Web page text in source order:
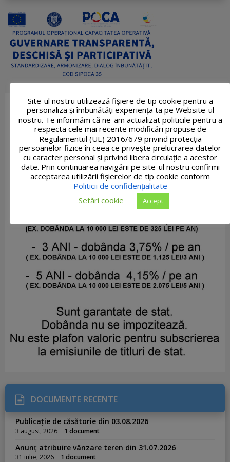
DOCUMENTE RECENTE
Publicație de căsătorie din 03.08.2026
3 august, 2026 1 document
Anunț atribuire vânzare teren din 31.07.2026
31 iulie, 2026 1 document
Site-ul nostru utilizează fişiere de tip cookie pentru a
personaliza și îmbunătăți experiența ta pe Website-ul
nostru. Te informăm că ne-am actualizat politicile pentru a
respecta cele mai recente modificări propuse de
Regulamentul (UE) 2016/679 privind protecția
persoanelor fizice în ceea ce privește prelucrarea datelor
cu caracter personal și privind libera circulație a acestor
date. Prin continuarea navigării pe site-ul nostru confirmi
acceptarea utilizării fişierelor de tip cookie conform
Politicii de confidențialitate
Setări cookie
Accept